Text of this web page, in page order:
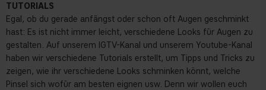
TUTORIALS
Egal, ob du gerade anfängst oder schon oft Augen geschminkt
hast: Es ist nicht immer leicht, verschiedene Looks für Augen zu
gestalten. Auf unserem IGTV-Kanal und unserem Youtube-Kanal
haben wir verschiedene Tutorials erstellt, um Tipps und Tricks zu
zeigen, wie ihr verschiedene Looks schminken könnt, welche
Pinsel sich wofür am besten eignen usw. Denn wir wollen euch